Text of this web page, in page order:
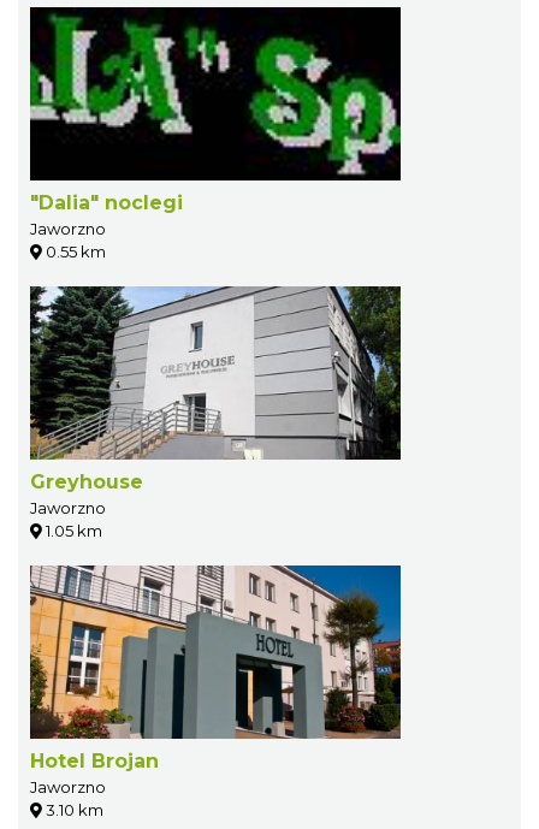
"Dalia" noclegi
Jaworzno
0.55 km
Greyhouse
Jaworzno
1.05 km
Hotel Brojan
Jaworzno
3.10 km